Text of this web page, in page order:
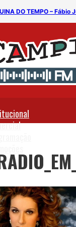
DO TEMPO – Fábio